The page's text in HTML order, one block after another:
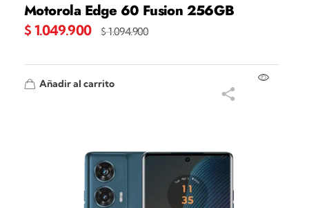
Motorola Edge 60 Fusion 256GB
$ 1.049.900 $1.094.900
Añadir al carrito